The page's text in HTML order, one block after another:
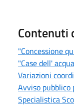
Contenuti
"Concessione
"Case dell'
Variazioni
Avviso pubblico
Specialistica